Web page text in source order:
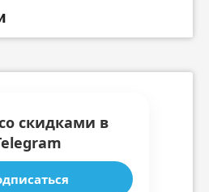
скидками в